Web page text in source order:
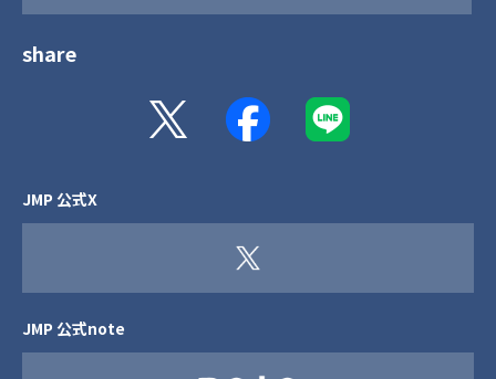
share
JMP 公式X
JMP 公式note